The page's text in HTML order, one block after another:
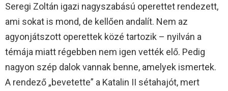
Seregi Zoltán igazi nagyszabású operettet rendezett,
ami sokat is mond, de kellően andalít. Nem az
agyonjátszott operettek közé tartozik – nyilván a
témája miatt régebben nem igen vették elő. Pedig
nagyon szép dalok vannak benne, amelyek ismertek.
A rendező „bevetette” a Katalin II sétahajót, mert